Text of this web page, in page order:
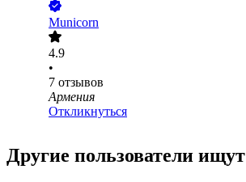
Municorn
4.9
•
7 отзывов
Армения
Откликнуться
Другие пользователи ищут